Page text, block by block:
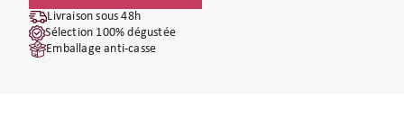
Livraison sous 48h
Sélection 100% dégustée
Emballage anti-casse